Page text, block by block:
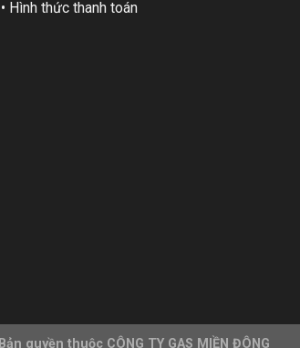
• Hình thức thanh toán
Bản quyền thuộc CÔNG TY GAS MIỀN ĐÔNG